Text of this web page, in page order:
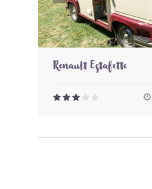
Renault Estafette